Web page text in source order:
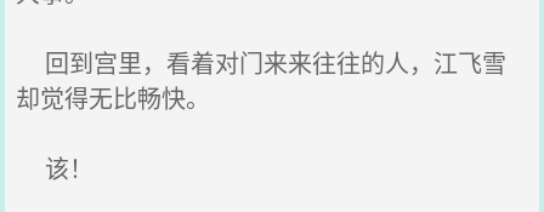
回到宫里，看着对门来来往往的人，江飞雪
却觉得无比畅快。
该！